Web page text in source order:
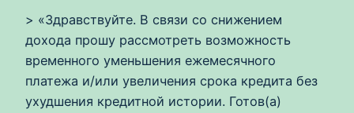
> «Здравствуйте. В связи со снижением
дохода прошу рассмотреть возможность
временного уменьшения ежемесячного
платежа и/или увеличения срока кредита без
ухудшения кредитной истории. Готов(а)